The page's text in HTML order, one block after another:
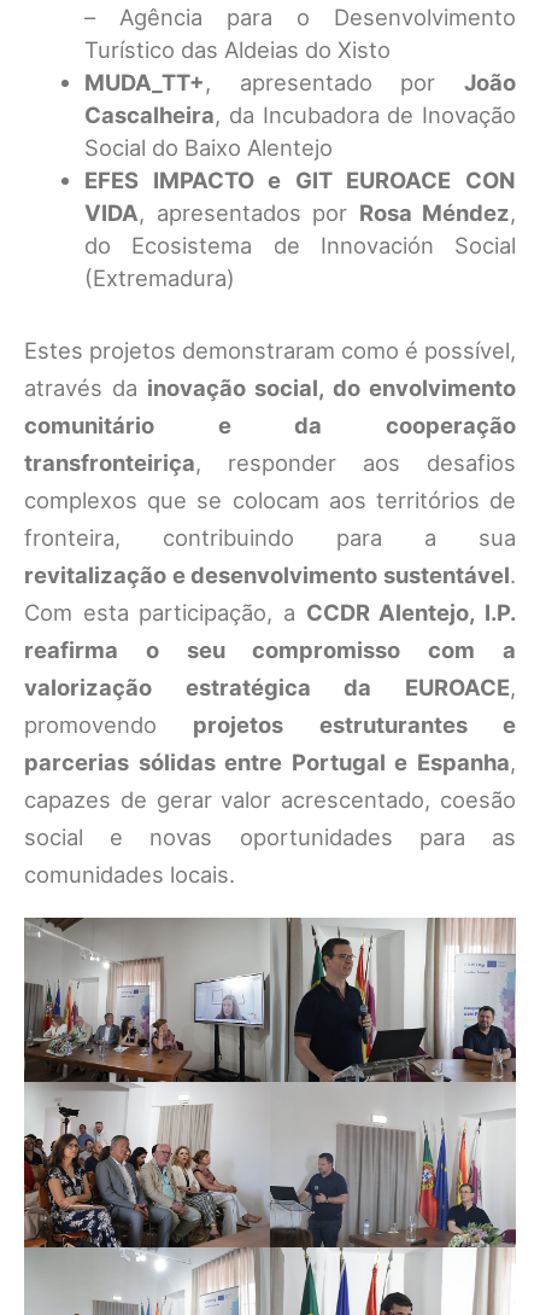
– Agência para o Desenvolvimento
Turístico das Aldeias do Xisto
MUDA_TT+, apresentado por João
Cascalheira, da Incubadora de Inovação
Social do Baixo Alentejo
EFES IMPACTO e GIT EUROACE CON
VIDA, apresentados por Rosa Méndez,
do Ecosistema de Innovación Social
(Extremadura)
Estes projetos demonstraram como é possível,
através da inovação social, do envolvimento
comunitário e da cooperação
transfronteiriça, responder aos desafios
complexos que se colocam aos territórios de
fronteira, contribuindo para a sua
revitalização e desenvolvimento sustentável.
Com esta participação, a CCDR Alentejo, I.P.
reafirma o seu compromisso com a
valorização estratégica da EUROACE,
promovendo projetos estruturantes e
parcerias sólidas entre Portugal e Espanha,
capazes de gerar valor acrescentado, coesão
social e novas oportunidades para as
comunidades locais.